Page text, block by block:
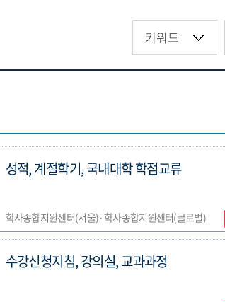
학사종합지원센터(서울) ∙ 학사종합지원센터(글로벌)
성적, 계절학기, 국내대학 학점교류
수강신청지침, 강의실, 교과과정